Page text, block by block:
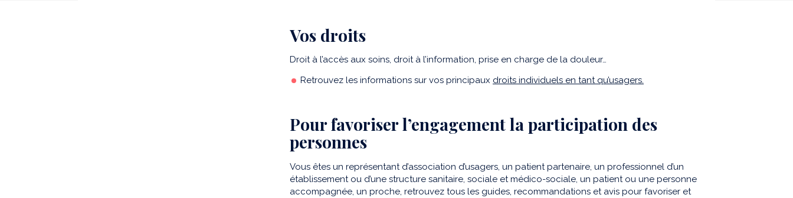
Vos droits
Droit à l’accès aux soins, droit à l’information, prise en charge de la douleur…
Retrouvez les informations sur vos principaux droits individuels en tant qu’usagers.
Pour favoriser l’engagement la participation des
personnes
Vous êtes un représentant d’association d’usagers, un patient partenaire, un professionnel d’un
établissement ou d’une structure sanitaire, sociale et médico-sociale, un patient ou une personne
accompagnée, un proche, retrouvez tous les guides, recommandations et avis pour favoriser et